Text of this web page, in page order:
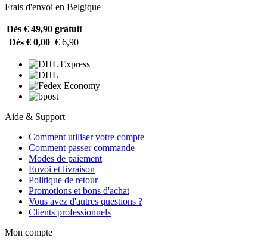
Frais d'envoi en Belgique
Dès € 49,90 gratuit
Dès € 0,00 € 6,90
Aide & Support
Comment utiliser votre compte
Comment passer commande
Modes de paiement
Envoi et livraison
Politique de retour
Promotions et bons d'achat
Vous avez d'autres questions ?
Clients professionnels
Mon compte